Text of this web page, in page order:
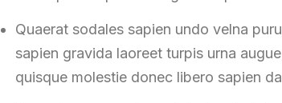
Quaerat sodales sapien undo velna
sapien gravida laoreet turpis urna
quisque molestie donec libero sapien